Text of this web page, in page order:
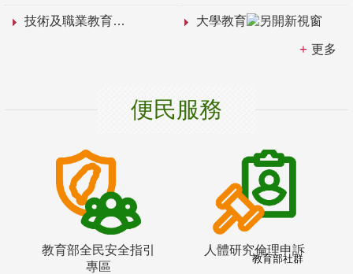
技術及職業教育 大學教育
更多
便民服務
教育部全民安全指引
專區
人體研究倫理申訴
教育部社群